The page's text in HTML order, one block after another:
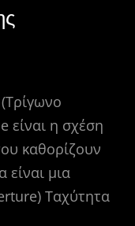
είναι η σχέση
καθορίζουν
μια
Ταχύτητα